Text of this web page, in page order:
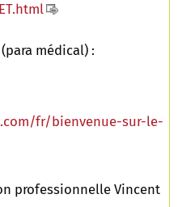
médical) :
fr/bienvenue-sur-le-
professionnelle Vincent